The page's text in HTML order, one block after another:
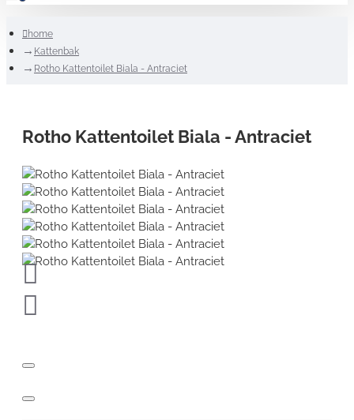
home
Kattenbak
Rotho Kattentoilet Biala - Antraciet
Rotho Kattentoilet Biala - Antraciet